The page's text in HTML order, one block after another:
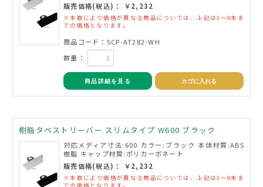
販売価格(税込)： ￥2,232
※本数により価格が異なる商品については、上記は1～9本ま
での価格となります。
商品コード：SCP-AT282-WH
数量：
商品詳細を見る カゴに入れる
樹脂タペストリーバー スリムタイプ W600 ブラック
対応メディア寸法:600 カラー:ブラック 本体材質:ABS
樹脂 キャップ材質:ポリカーボネート
販売価格(税込)： ￥2,232
※本数により価格が異なる商品については、上記は1～9本ま
での価格となります。